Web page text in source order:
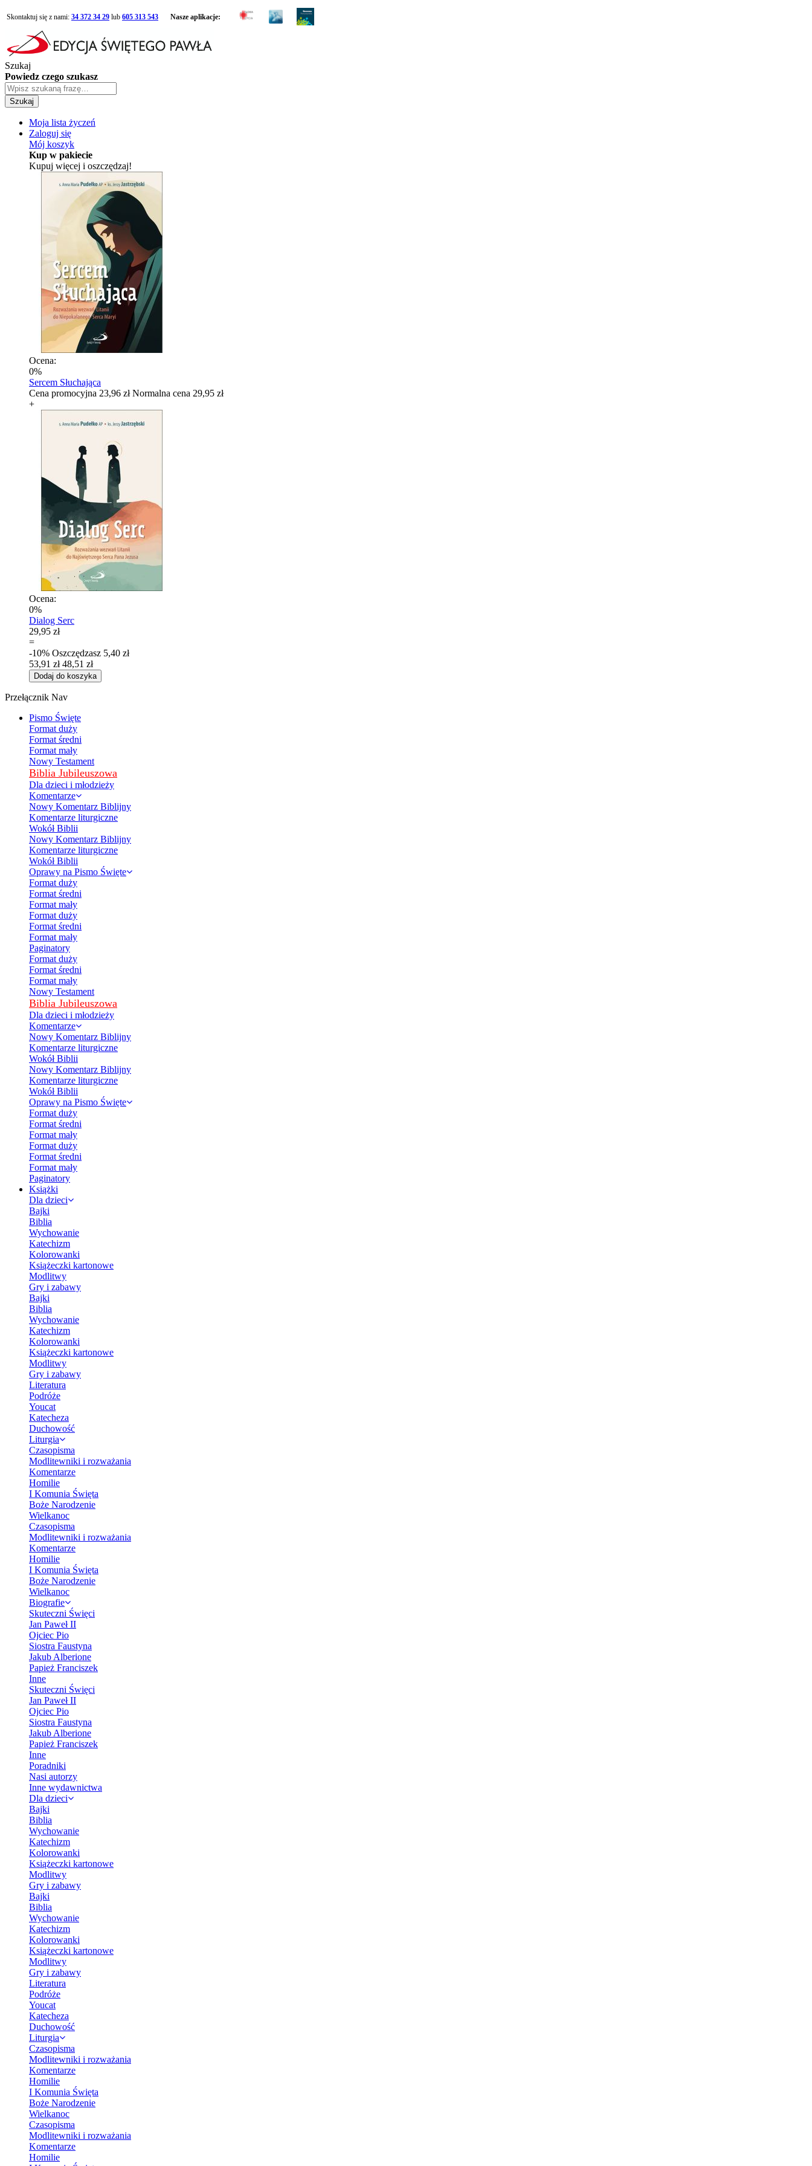
Skontaktuj się z nami: 34 372 34 29 lub 605 313 543 Nasze aplikacje:
Szukaj
Powiedz czego szukasz
Szukaj
Moja lista życzeń
Zaloguj się
Mój koszyk
Kup w pakiecie
Kupuj więcej i oszczędzaj!
Ocena:
0%
Sercem Słuchająca
Cena promocyjna 23,96 zł Normalna cena 29,95 zł
+
Ocena:
0%
Dialog Serc
29,95 zł
=
-10% Oszczędzasz 5,40 zł
53,91 zł 48,51 zł
Dodaj do koszyka
Przełącznik Nav
Pismo Święte
Format duży
Format średni
Format mały
Nowy Testament
Biblia Jubileuszowa
Dla dzieci i młodzieży
Komentarze
Nowy Komentarz Biblijny
Komentarze liturgiczne
Wokół Biblii
Nowy Komentarz Biblijny
Komentarze liturgiczne
Wokół Biblii
Oprawy na Pismo Święte
Format duży
Format średni
Format mały
Format duży
Format średni
Format mały
Paginatory
Format duży
Format średni
Format mały
Nowy Testament
Biblia Jubileuszowa
Dla dzieci i młodzieży
Komentarze
Nowy Komentarz Biblijny
Komentarze liturgiczne
Wokół Biblii
Nowy Komentarz Biblijny
Komentarze liturgiczne
Wokół Biblii
Oprawy na Pismo Święte
Format duży
Format średni
Format mały
Format duży
Format średni
Format mały
Paginatory
Książki
Dla dzieci
Bajki
Biblia
Wychowanie
Katechizm
Kolorowanki
Książeczki kartonowe
Modlitwy
Gry i zabawy
Bajki
Biblia
Wychowanie
Katechizm
Kolorowanki
Książeczki kartonowe
Modlitwy
Gry i zabawy
Literatura
Podróże
Youcat
Katecheza
Duchowość
Liturgia
Czasopisma
Modlitewniki i rozważania
Komentarze
Homilie
I Komunia Święta
Boże Narodzenie
Wielkanoc
Czasopisma
Modlitewniki i rozważania
Komentarze
Homilie
I Komunia Święta
Boże Narodzenie
Wielkanoc
Biografie
Skuteczni Święci
Jan Paweł II
Ojciec Pio
Siostra Faustyna
Jakub Alberione
Papież Franciszek
Inne
Skuteczni Święci
Jan Paweł II
Ojciec Pio
Siostra Faustyna
Jakub Alberione
Papież Franciszek
Inne
Poradniki
Nasi autorzy
Inne wydawnictwa
Dla dzieci
Bajki
Biblia
Wychowanie
Katechizm
Kolorowanki
Książeczki kartonowe
Modlitwy
Gry i zabawy
Bajki
Biblia
Wychowanie
Katechizm
Kolorowanki
Książeczki kartonowe
Modlitwy
Gry i zabawy
Literatura
Podróże
Youcat
Katecheza
Duchowość
Liturgia
Czasopisma
Modlitewniki i rozważania
Komentarze
Homilie
I Komunia Święta
Boże Narodzenie
Wielkanoc
Czasopisma
Modlitewniki i rozważania
Komentarze
Homilie